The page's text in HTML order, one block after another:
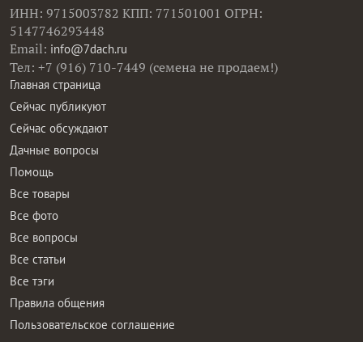
ИНН: 9715003782 КПП: 771501001 ОГРН:
5147746293448
Email: info@7dach.ru
Тел: +7 (916) 710-7449 (семена не продаем!)
Главная страница
Сейчас публикуют
Сейчас обсуждают
Дачные вопросы
Помощь
Все товары
Все фото
Все вопросы
Все статьи
Все тэги
Правила общения
Пользовательское соглашение